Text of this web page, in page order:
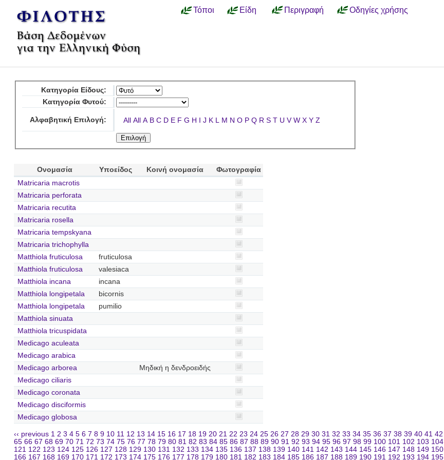
Τόποι Είδη Περιγραφή Οδηγίες χρήσης
Κατηγορία Είδους:
Κατηγορία Φυτού:
Αλφαβητική Επιλογή: All All A B C D E F G H I J K L M N O P Q R S T U V W X Y Z
Ονομασία Υποείδος Κοινή ονομασία
Φωτογραφία
Matricaria macrotis
Matricaria perforata
Matricaria recutita
Matricaria rosella
Matricaria tempskyana
Matricaria trichophylla
Matthiola fruticulosa
fruticulosa
Matthiola fruticulosa
valesiaca
Matthiola incana
incana
Matthiola longipetala
bicornis
Matthiola longipetala
pumilio
Matthiola sinuata
Matthiola tricuspidata
Medicago aculeata
Medicago arabica
Medicago arborea
Μηδική η δενδροειδής
Medicago ciliaris
Medicago coronata
Medicago disciformis
Medicago globosa
‹‹ previous 1 2 3 4 5 6 7 8 9 10 11 12 13 14 15 16 17 18 19 20 21 22 23 24 25 26 27 28 29 30 31 32 33 34 35 36 37 38 39 40 41 42
65 66 67 68 69 70 71 72 73 74 75 76 77 78 79 80 81 82 83 84 85 86 87 88 89 90 91 92 93 94 95 96 97 98 99 100 101 102 103 104
121 122 123 124 125 126 127 128 129 130 131 132 133 134 135 136 137 138 139 140 141 142 143 144 145 146 147 148 149 150
166 167 168 169 170 171 172 173 174 175 176 177 178 179 180 181 182 183 184 185 186 187 188 189 190 191 192 193 194 195